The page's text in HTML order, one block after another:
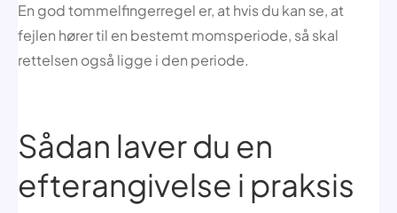
En god tommelfingerregel er, at hvis du kan se, at
fejlen hører til en bestemt momsperiode, så skal
rettelsen også ligge i den periode.
Sådan laver du en
efterangivelse i praksis